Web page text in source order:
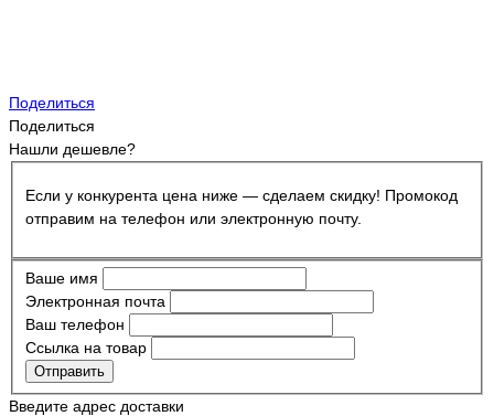
Поделиться
Поделиться
Нашли дешевле?
Если у конкурента цена ниже — сделаем скидку! Промокод
отправим на телефон или электронную почту.
Ваше имя
Электронная почта
Ваш телефон
Ссылка на товар
Отправить
Введите адрес доставки